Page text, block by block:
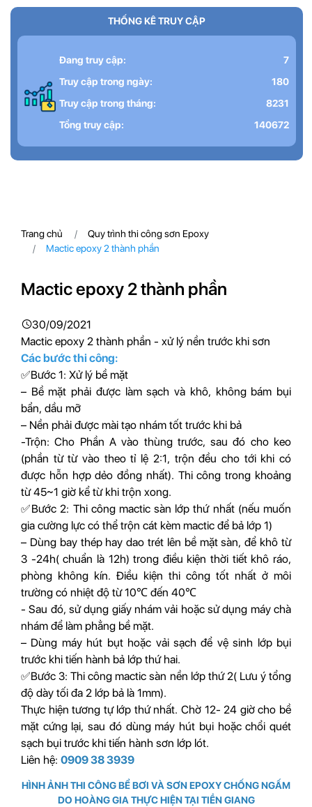
THỐNG KÊ TRUY CẬP
Đang truy cập:
7
Truy cập trong ngày:
180
Truy cập trong tháng:
8231
Tổng truy cập:
140672
Trang chủ
Quy trình thi công sơn Epoxy
Mactic epoxy 2 thành phần
Mactic epoxy 2 thành phần
30/09/2021
Mactic epoxy 2 thành phần - xử lý nền trước khi sơn
Các bước thi công:
✅Bước 1: Xử lý bề mặt
– Bề mặt phải được làm sạch và khô, không bám bụi
bẩn, dầu mỡ
– Nền phải được mài tạo nhám tốt trước khi bả
-Trộn: Cho Phần A vào thùng trước, sau đó cho keo
(phần từ từ vào theo tỉ lệ 2:1, trộn đều cho tới khi có
được hỗn hợp dẻo đồng nhất). Thi công trong khoảng
từ 45~1 giờ kể từ khi trộn xong.
✅Bước 2: Thi công mactic sàn lớp thứ nhất (nếu muốn
gia cường lực có thể trộn cát kèm mactic để bả lớp 1)
– Dùng bay thép hay dao trét lên bề mặt sàn, để khô từ
3 -24h( chuẩn là 12h) trong điều kiện thời tiết khô ráo,
phòng không kín. Điều kiện thi công tốt nhất ở môi
trường có nhiệt độ từ 10℃ đến 40℃
- Sau đó, sử dụng giấy nhám vải hoặc sử dụng máy chà
nhám để làm phẳng bề mặt.
– Dùng máy hút bụt hoặc vải sạch để vệ sinh lớp bụi
trước khi tiến hành bả lớp thứ hai.
✅Bước 3: Thi công mactic sàn nền lớp thứ 2( Lưu ý tổng
độ dày tối đa 2 lớp bả là 1mm).
Thực hiện tương tự lớp thứ nhất. Chờ 12- 24 giờ cho bề
mặt cứng lại, sau đó dùng máy hút bụi hoặc chổi quét
sạch bụi trước khi tiến hành sơn lớp lót.
Liên hệ: 0909 38 3939
HÌNH ẢNH THI CÔNG BỂ BƠI VÀ SƠN EPOXY CHỐNG NGẤM
DO HOÀNG GIA THỰC HIỆN TẠI TIỀN GIANG